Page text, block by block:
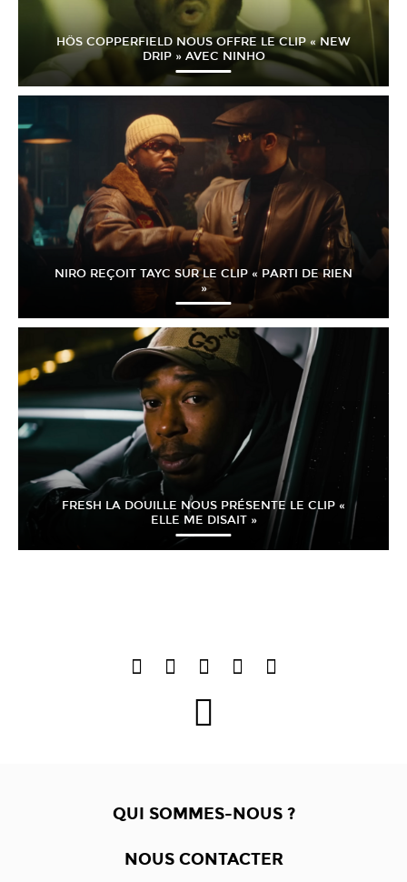
HÖS COPPERFIELD NOUS OFFRE LE CLIP « NEW
DRIP » AVEC NINHO
NIRO REÇOIT TAYC SUR LE CLIP « PARTI DE RIEN
»
FRESH LA DOUILLE NOUS PRÉSENTE LE CLIP «
ELLE ME DISAIT »
QUI SOMMES-NOUS ?
NOUS CONTACTER